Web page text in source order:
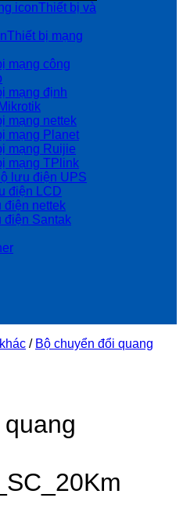
Thiết bị và
Thiết bị mạng
mạng công
mạng định
mạng nettek
mạng Planet
mạng Ruijie
mạng TPlink
lưu điện UPS
điện LCD
điện nettek
điện Santak
/ Bộ chuyển đổi quang